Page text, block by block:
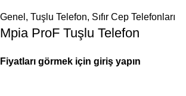
Genel , Tuşlu Telefon, Sıfır Cep Telefonları
Mpia ProF Tuşlu Telefon
Fiyatları görmek için giriş yapın